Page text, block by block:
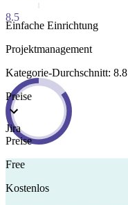
8.5
Einfache Einrichtung
Projektmanagement
Kategorie-Durchschnitt: 8.8
Preise
Jira
Preise
Free
Kostenlos